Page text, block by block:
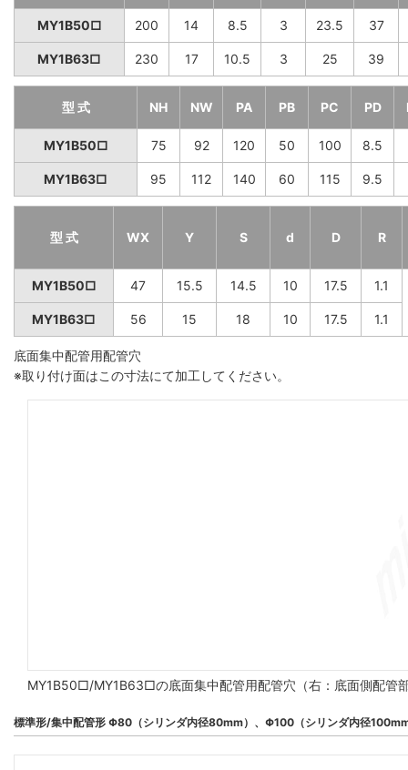
MY1B50□ 200 14 8.5 3 23.5 37
MY1B63□ 230 17 10.5 3 25 39
型 式 NH NW PA PB PC PD
MY1B50□ 75 92 120 50 100 8.5
MY1B63□ 95 112 140 60 115 9.5
型 式 WX Y S d D R
MY1B50□ 47 15.5 14.5 10 17.5 1.1
MY1B63□ 56 15 18 10 17.5 1.1
底面集中配管用配管穴
※取り付け面はこの寸法にて加工してください。
MY1B50□/MY1B63□の底面集中配管用配管穴（右：底面側配管
標準形/集中配管形 Φ80（シリンダ内径80mm）、Φ100（シリンダ内径